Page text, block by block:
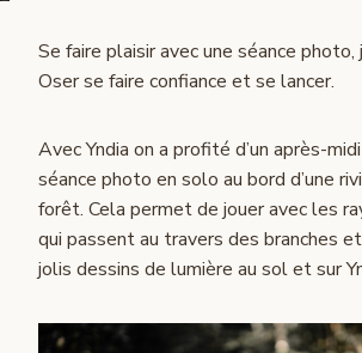
Se faire plaisir avec une séance photo,
Oser se faire confiance et se lancer.
Avec Yndia on a profité d’un après-
séance photo en solo au bord d’une
forêt. Cela permet de jouer avec les
qui passent au travers des branches
jolis dessins de lumière au sol et sur